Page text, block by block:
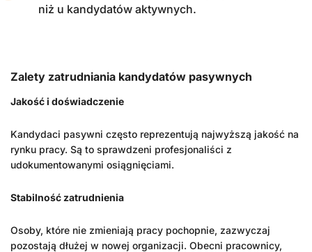
niż u kandydatów aktywnych.
Zalety zatrudniania kandydatów pasywnych
Jakość i doświadczenie
Kandydaci pasywni często reprezentują najwyższą jakość na
rynku pracy. Są to sprawdzeni profesjonaliści z
udokumentowanymi osiągnięciami.
Stabilność zatrudnienia
Osoby, które nie zmieniają pracy pochopnie, zazwyczaj
pozostają dłużej w nowej organizacji. Obecni pracownicy,